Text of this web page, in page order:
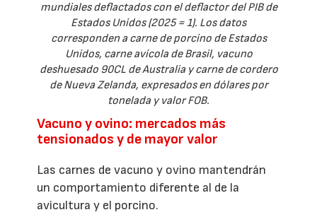
mundiales deflactados con el deflactor del PIB de
Estados Unidos (2025 = 1). Los datos
corresponden a carne de porcino de Estados
Unidos, carne avícola de Brasil, vacuno
deshuesado 90CL de Australia y carne de cordero
de Nueva Zelanda, expresados en dólares por
tonelada y valor FOB.
Vacuno y ovino: mercados más
tensionados y de mayor valor
Las carnes de vacuno y ovino mantendrán
un comportamiento diferente al de la
avicultura y el porcino.